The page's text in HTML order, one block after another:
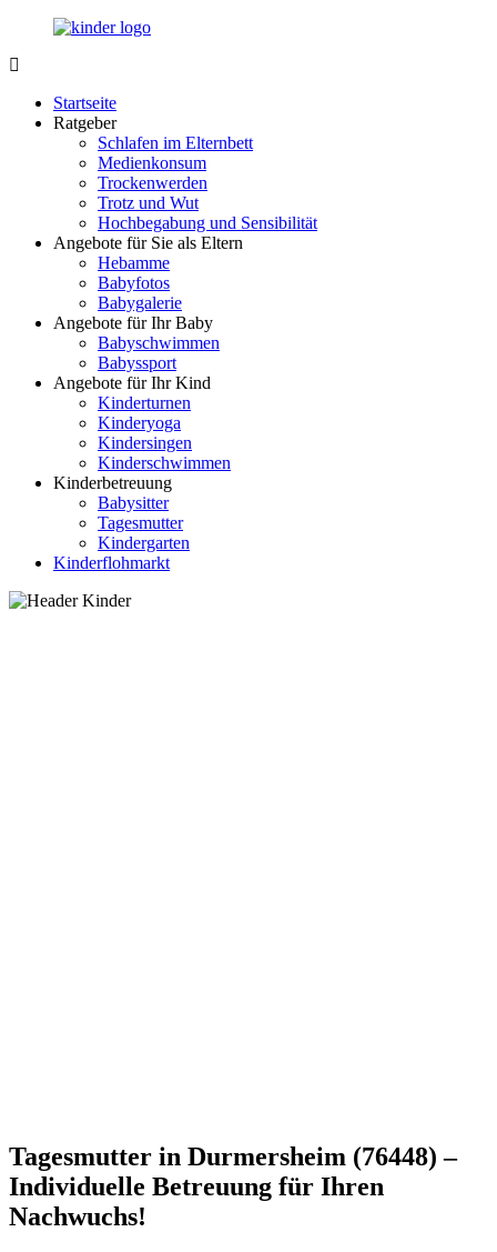
Zurück
Inhalt
Portal
Nachwuchs
Startseite
Ratgeber
Schlafen im Elternbett
Medienkonsum
Trockenwerden
Trotz und Wut
Hochbegabung und Sensibilität
Angebote für Sie als Eltern
Hebamme
Babyfotos
Babygalerie
Angebote für Ihr Baby
Babyschwimmen
Babyssport
Angebote für Ihr Kind
Kinderturnen
Kinderyoga
Kindersingen
Kinderschwimmen
Kinderbetreuung
Babysitter
Tagesmutter
Kindergarten
Kinderflohmarkt
Tagesmutter in Durmersheim (76448) –
Individuelle Betreuung für Ihren
Nachwuchs!